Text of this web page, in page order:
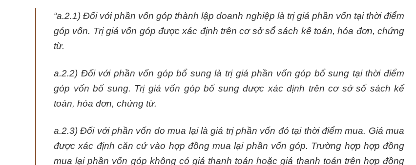
“a.2.1) Đối với phần vốn góp thành lập doanh nghiệp là trị giá phần vốn tại thời điểm
góp vốn. Trị giá vốn góp được xác định trên cơ sở sổ sách kế toán, hóa đơn, chứng
từ.
a.2.2) Đối với phần vốn góp bổ sung là trị giá phần vốn góp bổ sung tại thời điểm
góp vốn bổ sung. Trị giá vốn góp bổ sung được xác định trên cơ sở sổ sách kế
toán, hóa đơn, chứng từ.
a.2.3) Đối với phần vốn do mua lại là giá trị phần vốn đó tại thời điểm mua. Giá mua
được xác định căn cứ vào hợp đồng mua lại phần vốn góp. Trường hợp hợp đồng
mua lại phần vốn góp không có giá thanh toán hoặc giá thanh toán trên hợp đồng